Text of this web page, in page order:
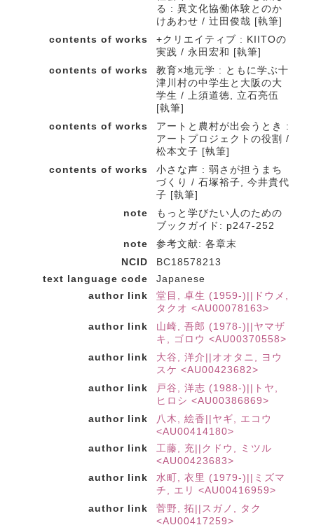
る : 異文化協働体験とのか
けあわせ / 辻田俊哉 [執筆]
contents of works
+クリエイティブ : KIITOの
実践 / 永田宏和 [執筆]
contents of works
教育×地元学 : ともに学ぶ十
津川村の中学生と大阪の大
学生 / 上須道徳, 立石亮伍
[執筆]
contents of works
アートと農村が出会うとき :
アートプロジェクトの役割 /
松本文子 [執筆]
contents of works
小さな声 : 弱さが担うまち
づくり / 石塚裕子, 今井貴代
子 [執筆]
note
もっと学びたい人のための
ブックガイド: p247-252
note
参考文献: 各章末
NCID
BC18578213
text language code
Japanese
author link
堂目, 卓生 (1959-)||ドウメ,
タクオ <AU00078163>
author link
山崎, 吾郎 (1978-)||ヤマザ
キ, ゴロウ <AU00370558>
author link
大谷, 洋介||オオタニ, ヨウ
スケ <AU00423682>
author link
戸谷, 洋志 (1988-)||トヤ,
ヒロシ <AU00386869>
author link
八木, 絵香||ヤギ, エコウ
<AU00414180>
author link
工藤, 充||クドウ, ミツル
<AU00423683>
author link
水町, 衣里 (1979-)||ミズマ
チ, エリ <AU00416959>
author link
菅野, 拓||スガノ, タク
<AU00417259>